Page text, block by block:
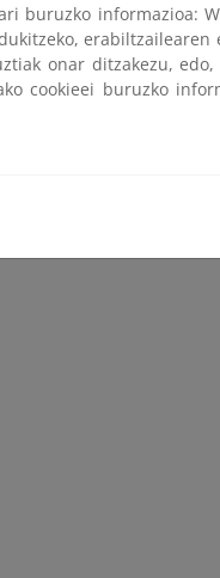
buruzko informazioa:
onar ditzakezu,
cookieei buruzko